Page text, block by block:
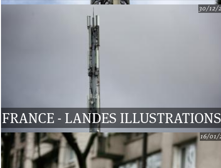
FRANCE - LANDES ILLUSTRATIONS
30/12/
16/01/